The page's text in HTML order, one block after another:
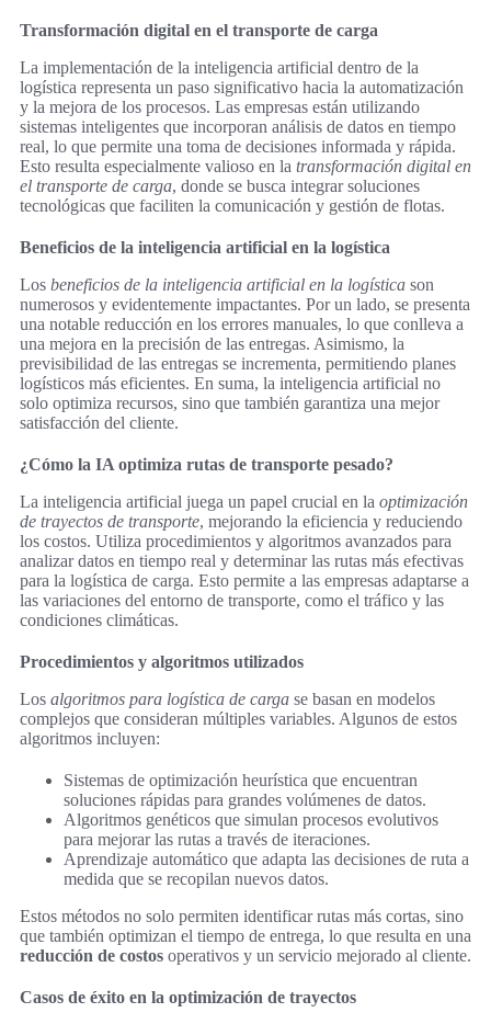
Transformación digital en el transporte de carga
La implementación de la inteligencia artificial dentro de la
logística representa un paso significativo hacia la automatización
y la mejora de los procesos. Las empresas están utilizando
sistemas inteligentes que incorporan análisis de datos en tiempo
real, lo que permite una toma de decisiones informada y rápida.
Esto resulta especialmente valioso en la transformación digital en
el transporte de carga, donde se busca integrar soluciones
tecnológicas que faciliten la comunicación y gestión de flotas.
Beneficios de la inteligencia artificial en la logística
Los beneficios de la inteligencia artificial en la logística son
numerosos y evidentemente impactantes. Por un lado, se presenta
una notable reducción en los errores manuales, lo que conlleva a
una mejora en la precisión de las entregas. Asimismo, la
previsibilidad de las entregas se incrementa, permitiendo planes
logísticos más eficientes. En suma, la inteligencia artificial no
solo optimiza recursos, sino que también garantiza una mejor
satisfacción del cliente.
¿Cómo la IA optimiza rutas de transporte pesado?
La inteligencia artificial juega un papel crucial en la optimización
de trayectos de transporte, mejorando la eficiencia y reduciendo
los costos. Utiliza procedimientos y algoritmos avanzados para
analizar datos en tiempo real y determinar las rutas más efectivas
para la logística de carga. Esto permite a las empresas adaptarse a
las variaciones del entorno de transporte, como el tráfico y las
condiciones climáticas.
Procedimientos y algoritmos utilizados
Los algoritmos para logística de carga se basan en modelos
complejos que consideran múltiples variables. Algunos de estos
algoritmos incluyen:
Sistemas de optimización heurística que encuentran
soluciones rápidas para grandes volúmenes de datos.
Algoritmos genéticos que simulan procesos evolutivos
para mejorar las rutas a través de iteraciones.
Aprendizaje automático que adapta las decisiones de ruta a
medida que se recopilan nuevos datos.
Estos métodos no solo permiten identificar rutas más cortas, sino
que también optimizan el tiempo de entrega, lo que resulta en una
reducción de costos operativos y un servicio mejorado al cliente.
Casos de éxito en la optimización de trayectos